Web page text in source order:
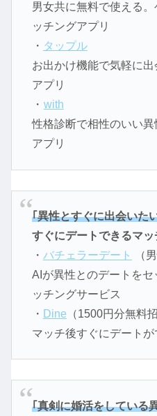
男女共に無料で使える
ッチングアプリ
・ タップル
お出かけ機能で気軽に
アプリ
・ with
性格診断で相性のいい
アプリ
｢異性とすぐに出会いた
すぐにデートできるマッ
・ バチェラーデート
（
AIが異性とのデートを
ッチングサービス
・ Dine （1500円分無料
マッチ後すぐにデート
｢真剣に婚活をしている